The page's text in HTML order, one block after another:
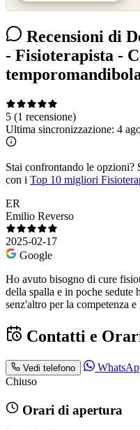
Recensioni di
- Fisioterapista -
5 (1 recensione)
Ultima sincronizzazione: 4
Stai confrontando le opzioni?
con i Top 10 migliori
ER
Emilio Reverso
2025-02-17
Google
Ho avuto bisogno di cure
della spalla e in poche
senz'altro per la competenza
Contatti e
Vedi telefono
Chiuso
Orari di apertura